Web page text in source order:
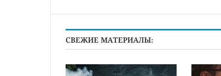
СВЕЖИЕ МАТЕРИАЛЫ: